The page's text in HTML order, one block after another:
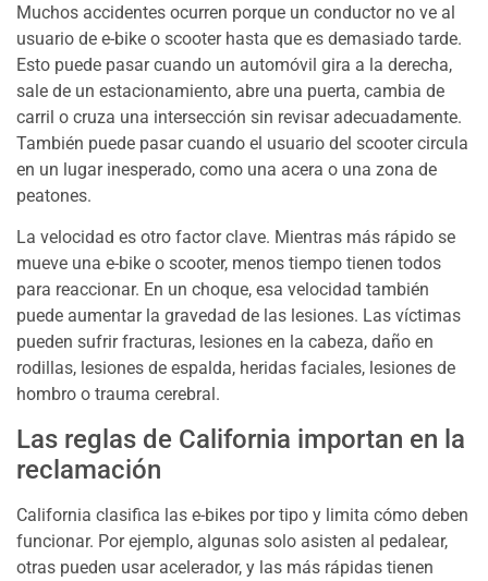
Muchos accidentes ocurren porque un conductor no ve al
usuario de e-bike o scooter hasta que es demasiado tarde.
Esto puede pasar cuando un automóvil gira a la derecha,
sale de un estacionamiento, abre una puerta, cambia de
carril o cruza una intersección sin revisar adecuadamente.
También puede pasar cuando el usuario del scooter circula
en un lugar inesperado, como una acera o una zona de
peatones.
La velocidad es otro factor clave. Mientras más rápido se
mueve una e-bike o scooter, menos tiempo tienen todos
para reaccionar. En un choque, esa velocidad también
puede aumentar la gravedad de las lesiones. Las víctimas
pueden sufrir fracturas, lesiones en la cabeza, daño en
rodillas, lesiones de espalda, heridas faciales, lesiones de
hombro o trauma cerebral.
Las reglas de California importan en la
reclamación
California clasifica las e-bikes por tipo y limita cómo deben
funcionar. Por ejemplo, algunas solo asisten al pedalear,
otras pueden usar acelerador, y las más rápidas tienen